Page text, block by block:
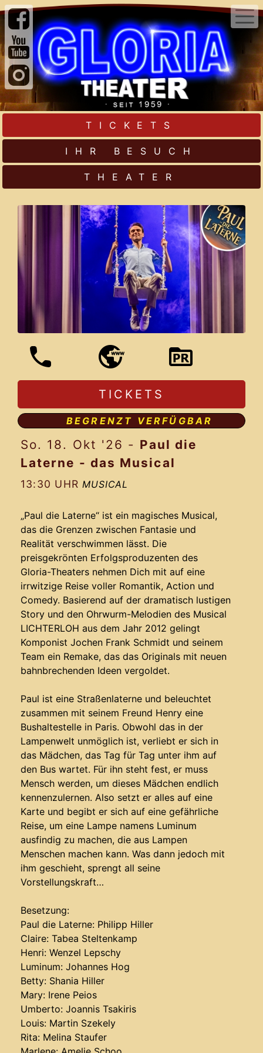
TICKETS
IHR BESUCH
THEATER
TICKETS
BEGRENZT VERFÜGBAR
So. 18. Okt '26 - Paul die
Laterne - das Musical
13:30 UHR MUSICAL
„Paul die Laterne“ ist ein magisches Musical,
das die Grenzen zwischen Fantasie und
Realität verschwimmen lässt. Die
preisgekrönten Erfolgsproduzenten des
Gloria-Theaters nehmen Dich mit auf eine
irrwitzige Reise voller Romantik, Action und
Comedy. Basierend auf der dramatisch lustigen
Story und den Ohrwurm-Melodien des Musical
LICHTERLOH aus dem Jahr 2012 gelingt
Komponist Jochen Frank Schmidt und seinem
Team ein Remake, das das Originals mit neuen
bahnbrechenden Ideen vergoldet.
Paul ist eine Straßenlaterne und beleuchtet
zusammen mit seinem Freund Henry eine
Bushaltestelle in Paris. Obwohl das in der
Lampenwelt unmöglich ist, verliebt er sich in
das Mädchen, das Tag für Tag unter ihm auf
den Bus wartet. Für ihn steht fest, er muss
Mensch werden, um dieses Mädchen endlich
kennenzulernen. Also setzt er alles auf eine
Karte und begibt er sich auf eine gefährliche
Reise, um eine Lampe namens Luminum
ausfindig zu machen, die aus Lampen
Menschen machen kann. Was dann jedoch mit
ihm geschieht, sprengt all seine
Vorstellungskraft…
Besetzung:
Paul die Laterne: Philipp Hiller
Claire: Tabea Steltenkamp
Henri: Wenzel Lepschy
Luminum: Johannes Hog
Betty: Shania Hiller
Mary: Irene Peios
Umberto: Joannis Tsakiris
Louis: Martin Szekely
Rita: Melina Staufer